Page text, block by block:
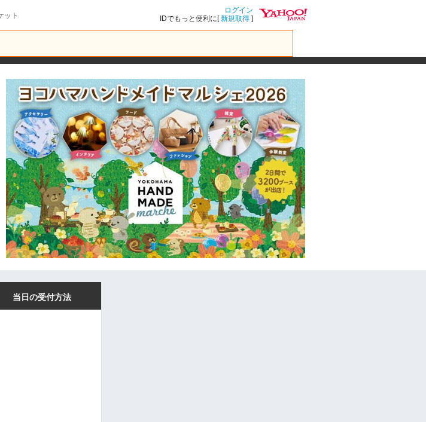
ット
ログイン
IDでもっと便利に[新規取得 ]
当日の受付方法